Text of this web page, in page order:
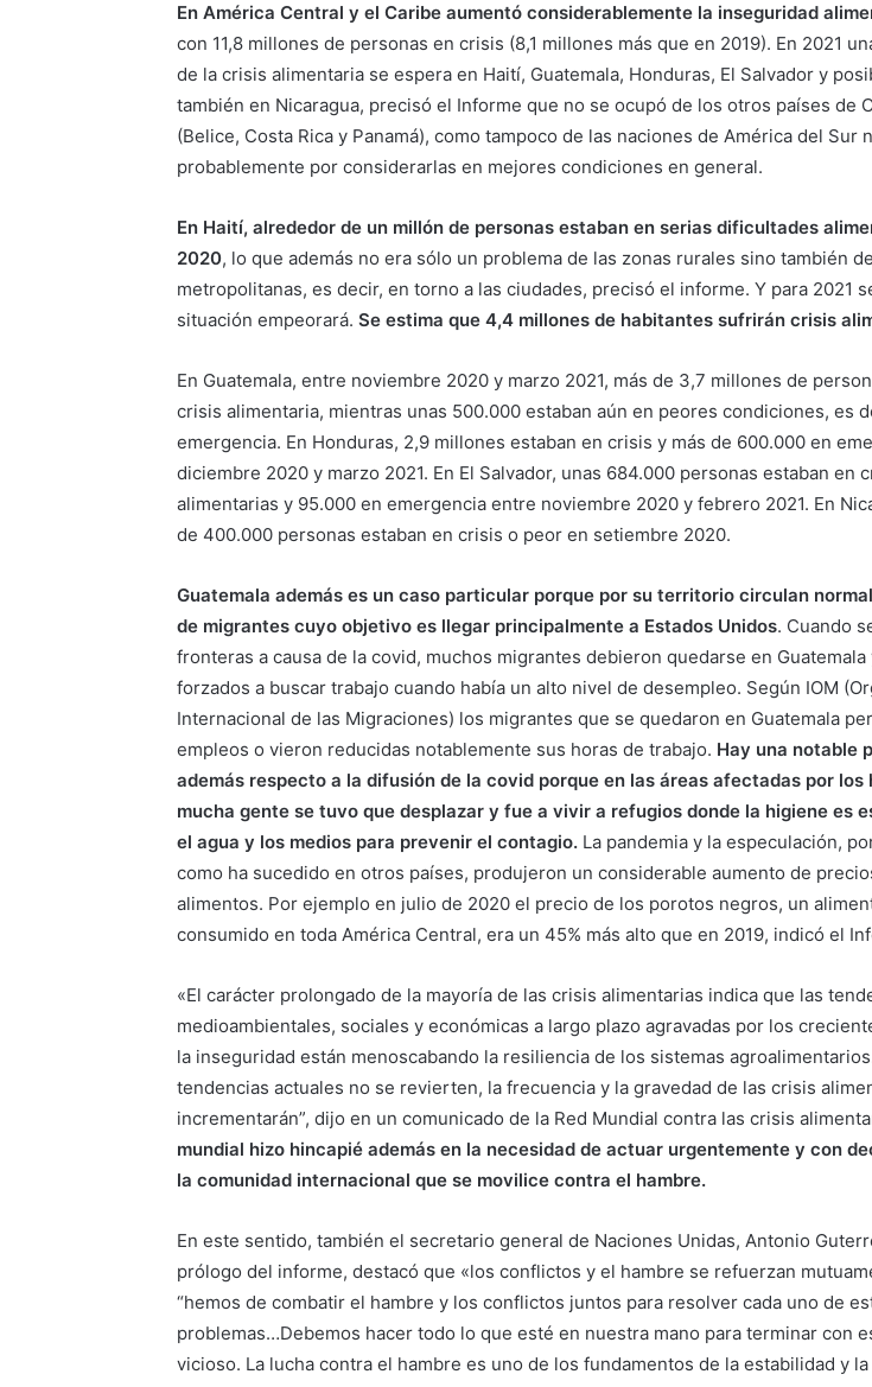
En América Central y el Caribe aumentó considerablemente la inseguridad
con 11,8 millones de personas en crisis (8,1 millones más que en 2019). En 2021
de la crisis alimentaria se espera en Haití, Guatemala, Honduras, El Salvador y
también en Nicaragua, precisó el Informe que no se ocupó de los otros países de
(Belice, Costa Rica y Panamá), como tampoco de las naciones de América del Sur
probablemente por considerarlas en mejores condiciones en general.
En Haití, alrededor de un millón de personas estaban en serias dificultades
2020, lo que además no era sólo un problema de las zonas rurales sino también
metropolitanas, es decir, en torno a las ciudades, precisó el informe. Y para 2021
situación empeorará. Se estima que 4,4 millones de habitantes sufrirán crisis
En Guatemala, entre noviembre 2020 y marzo 2021, más de 3,7 millones de
crisis alimentaria, mientras unas 500.000 estaban aún en peores condiciones, es
emergencia. En Honduras, 2,9 millones estaban en crisis y más de 600.000 en
diciembre 2020 y marzo 2021. En El Salvador, unas 684.000 personas estaban en
alimentarias y 95.000 en emergencia entre noviembre 2020 y febrero 2021. En
de 400.000 personas estaban en crisis o peor en setiembre 2020.
Guatemala además es un caso particular porque por su territorio circulan
de migrantes cuyo objetivo es llegar principalmente a Estados Unidos. Cuando
fronteras a causa de la covid, muchos migrantes debieron quedarse en Guatemala
forzados a buscar trabajo cuando había un alto nivel de desempleo. Según IOM
Internacional de las Migraciones) los migrantes que se quedaron en Guatemala
empleos o vieron reducidas notablemente sus horas de trabajo. Hay una notable
además respecto a la difusión de la covid porque en las áreas afectadas por los
mucha gente se tuvo que desplazar y fue a vivir a refugios donde la higiene es
el agua y los medios para prevenir el contagio. La pandemia y la especulación,
como ha sucedido en otros países, produjeron un considerable aumento de
alimentos. Por ejemplo en julio de 2020 el precio de los porotos negros, un
consumido en toda América Central, era un 45% más alto que en 2019, indicó el
«El carácter prolongado de la mayoría de las crisis alimentarias indica que las
medioambientales, sociales y económicas a largo plazo agravadas por los
la inseguridad están menoscabando la resiliencia de los sistemas
tendencias actuales no se revierten, la frecuencia y la gravedad de las crisis
incrementarán”, dijo en un comunicado de la Red Mundial contra las crisis
mundial hizo hincapié además en la necesidad de actuar urgentemente y con
la comunidad internacional que se movilice contra el hambre.
En este sentido, también el secretario general de Naciones Unidas, Antonio
prólogo del informe, destacó que «los conflictos y el hambre se refuerzan
“hemos de combatir el hambre y los conflictos juntos para resolver cada uno de
problemas…Debemos hacer todo lo que esté en nuestra mano para terminar con
vicioso. La lucha contra el hambre es uno de los fundamentos de la estabilidad y